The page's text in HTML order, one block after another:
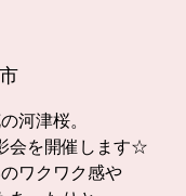
河津桜。
会を開催します☆
ワクワク感や